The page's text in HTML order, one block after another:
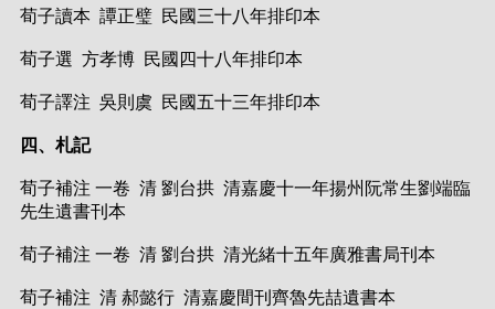
荀子讀本 譚正璧 民國三十八年排印本
荀子選 方孝博 民國四十八年排印本
荀子譯注 吳則虞 民國五十三年排印本
四、札記
荀子補注 一卷 清 劉台拱 清嘉慶十一年揚州阮常生劉端臨
先生遺書刊本
荀子補注 一卷 清 劉台拱 清光緒十五年廣雅書局刊本
荀子補注 清 郝懿行 清嘉慶間刊齊魯先喆遺書本